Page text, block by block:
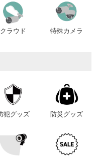
クラウド 特殊カメラ
犯グッズ 防災グッズ